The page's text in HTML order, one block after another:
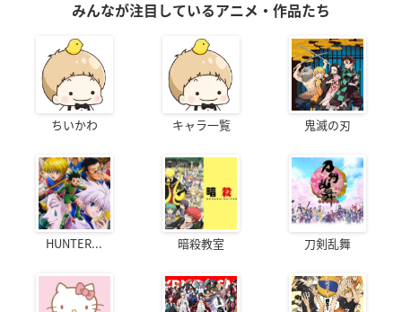
みんなが注目しているアニメ・作品たち
ちいかわ キャラ一覧 鬼滅の刃
HUNTER... 暗殺教室 刀剣乱舞